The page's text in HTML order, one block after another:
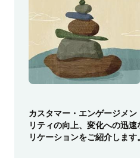
カスタマー・エンゲージメ
リティの向上、変化への迅
リケーションをご紹介します。